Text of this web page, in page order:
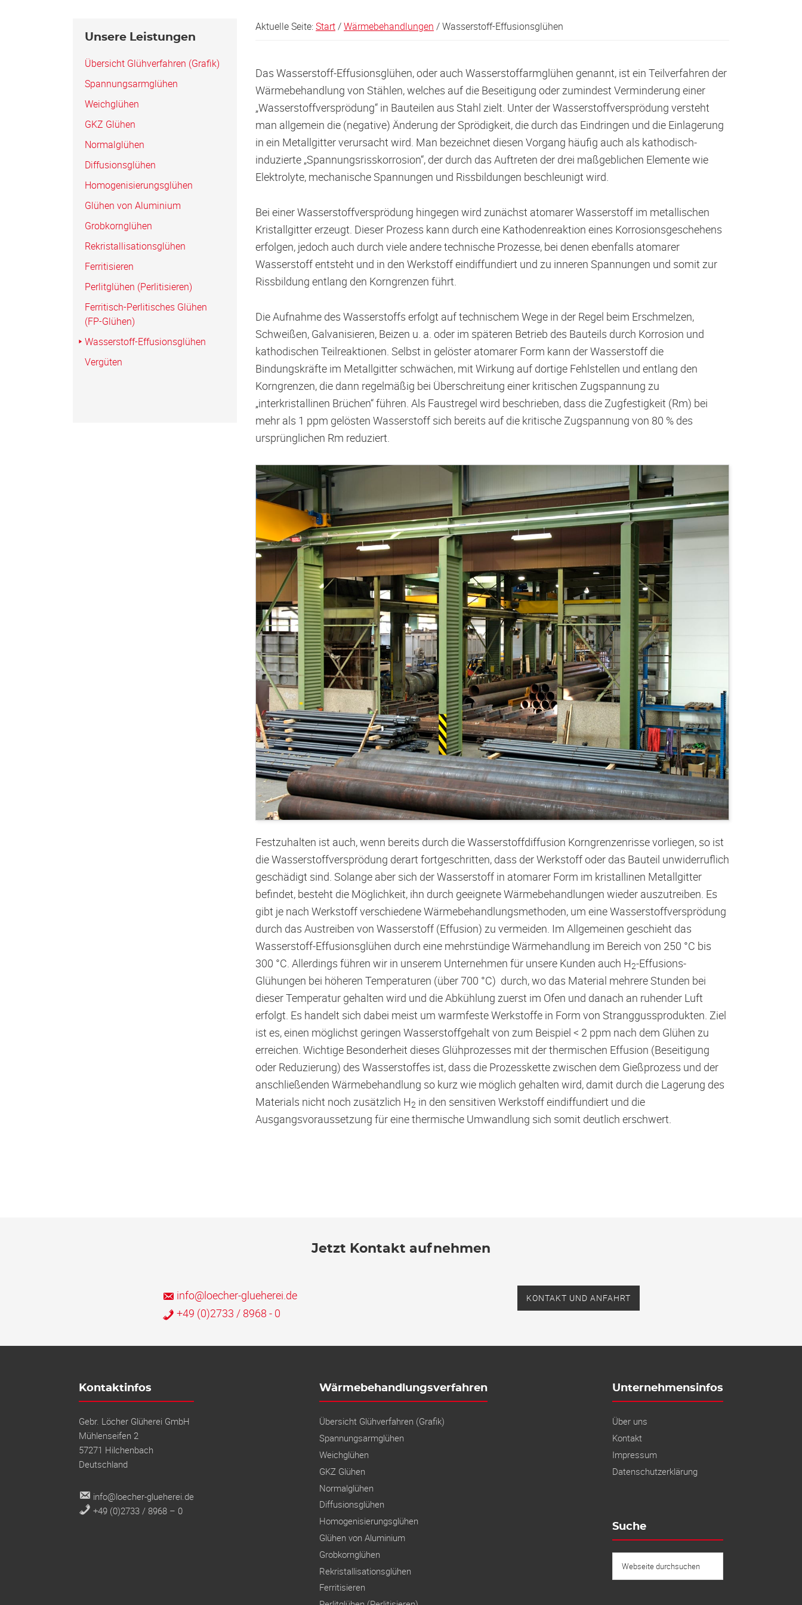
Aktuelle Seite:Start/Wärmebehandlungen /Wasserstoff-Effusionsglühen
Das Wasserstoff-Effusionsglühen, oder auch Wasserstoffarmglühen genannt, ist ein Teilverfahren der
Wärmebehandlung von Stählen, welches auf die Beseitigung oder zumindest Verminderung einer
„Wasserstoffversprödung“ in Bauteilen aus Stahl zielt. Unter der Wasserstoffversprödung versteht
man allgemein die (negative) Änderung der Sprödigkeit, die durch das Eindringen und die Einlagerung
in ein Metallgitter verursacht wird. Man bezeichnet diesen Vorgang häufig auch als kathodisch-
induzierte „Spannungsrisskorrosion“, der durch das Auftreten der drei maßgeblichen Elemente wie
Elektrolyte, mechanische Spannungen und Rissbildungen beschleunigt wird.
Bei einer Wasserstoffversprödung hingegen wird zunächst atomarer Wasserstoff im metallischen
Kristallgitter erzeugt. Dieser Prozess kann durch eine Kathodenreaktion eines Korrosionsgeschehens
erfolgen, jedoch auch durch viele andere technische Prozesse, bei denen ebenfalls atomarer
Wasserstoff entsteht und in den Werkstoff eindiffundiert und zu inneren Spannungen und somit zur
Rissbildung entlang den Korngrenzen führt.
Die Aufnahme des Wasserstoffs erfolgt auf technischem Wege in der Regel beim Erschmelzen,
Schweißen, Galvanisieren, Beizen u. a. oder im späteren Betrieb des Bauteils durch Korrosion und
kathodischen Teilreaktionen. Selbst in gelöster atomarer Form kann der Wasserstoff die
Bindungskräfte im Metallgitter schwächen, mit Wirkung auf dortige Fehlstellen und entlang den
Korngrenzen, die dann regelmäßig bei Überschreitung einer kritischen Zugspannung zu
„interkristallinen Brüchen“ führen. Als Faustregel wird beschrieben, dass die Zugfestigkeit (Rm) bei
mehr als 1 ppm gelösten Wasserstoff sich bereits auf die kritische Zugspannung von 80 % des
ursprünglichen Rm reduziert.
Festzuhalten ist auch, wenn bereits durch die Wasserstoffdiffusion Korngrenzenrisse vorliegen, so ist
die Wasserstoffversprödung derart fortgeschritten, dass der Werkstoff oder das Bauteil unwiderruflich
geschädigt sind. Solange aber sich der Wasserstoff in atomarer Form im kristallinen Metallgitter
befindet, besteht die Möglichkeit, ihn durch geeignete Wärmebehandlungen wieder auszutreiben. Es
gibt je nach Werkstoff verschiedene Wärmebehandlungsmethoden, um eine Wasserstoffversprödung
durch das Austreiben von Wasserstoff (Effusion) zu vermeiden. Im Allgemeinen geschieht das
Wasserstoff-Effusionsglühen durch eine mehrstündige Wärmehandlung im Bereich von 250 °C bis
300 °C. Allerdings führen wir in unserem Unternehmen für unsere Kunden auch H2-Effusions-
Glühungen bei höheren Temperaturen (über 700 °C) durch, wo das Material mehrere Stunden bei
dieser Temperatur gehalten wird und die Abkühlung zuerst im Ofen und danach an ruhender Luft
erfolgt. Es handelt sich dabei meist um warmfeste Werkstoffe in Form von Stranggussprodukten. Ziel
ist es, einen möglichst geringen Wasserstoffgehalt von zum Beispiel < 2 ppm nach dem Glühen zu
erreichen. Wichtige Besonderheit dieses Glühprozesses mit der thermischen Effusion (Beseitigung
oder Reduzierung) des Wasserstoffes ist, dass die Prozesskette zwischen dem Gießprozess und der
anschließenden Wärmebehandlung so kurz wie möglich gehalten wird, damit durch die Lagerung des
Materials nicht noch zusätzlich H2 in den sensitiven Werkstoff eindiffundiert und die
Ausgangsvoraussetzung für eine thermische Umwandlung sich somit deutlich erschwert.
Seitenspalte
Unsere Leistungen
Übersicht Glühverfahren (Grafik)
Spannungs­armglühen
Weichglühen
GKZ Glühen
Normalglühen
Diffusionsglühen
Homogenisierungsglühen
Glühen von Aluminium
Grobkornglühen
Rekristallisations­glühen
Ferritisieren
Perlitglühen (Perlitisieren)
Ferritisch-Perlitisches Glühen
(FP-Glühen)
Wasserstoff-Effusionsglühen
Vergüten
Jetzt Kontakt aufnehmen
info@loecher-glueherei.de
+49 (0)2733 / 8968 - 0
KONTAKT UND ANFAHRT
Kontaktinfos
Gebr. Löcher Glüherei GmbH
Mühlenseifen 2
57271 Hilchenbach
Deutschland
info@loecher-glueherei.de
+49 (0)2733 / 8968 – 0
Wärmebehandlungsverfahren
Übersicht Glühverfahren (Grafik)
Spannungs­armglühen
Weichglühen
GKZ Glühen
Normalglühen
Diffusionsglühen
Homogenisierungsglühen
Glühen von Aluminium
Grobkornglühen
Rekristallisations­glühen
Ferritisieren
Unternehmensinfos
Über uns
Kontakt
Impressum
Datenschutzerklärung
Suche
durchsuchen